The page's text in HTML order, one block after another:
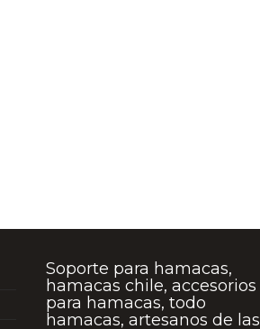
Soporte para hamacas,
hamacas chile, accesorios
para hamacas, todo
hamacas, artesanos de las